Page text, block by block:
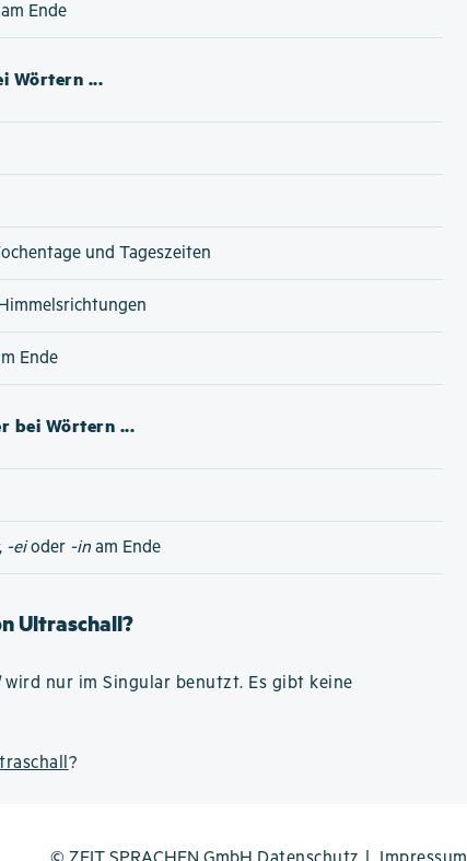
Ende
Wörtern ...
und Tageszeiten
Ende
bei Wörtern ...
-eioder -inam Ende
Ultraschall?
wird nur im Singular benutzt. Es gibt keine
?